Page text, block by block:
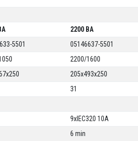
2200 ВА
5501
05146637-5501
2200/1600
205x493x250
31
9xIEC320 10A
6 min